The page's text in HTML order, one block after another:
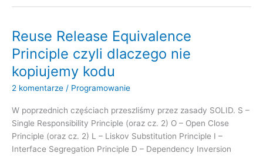
czyli
o
coś
porządkowaniu
Reuse Release Equivalence
Principle czyli dlaczego nie
kopiujemy kodu
2 komentarze / Programowanie
W poprzednich częściach przeszliśmy przez zasady SOLID. S –
Single Responsibility Principle (oraz cz. 2) O – Open Close
Principle (oraz cz. 2) L – Liskov Substitution Principle I –
Interface Segregation Principle D – Dependency Inversion